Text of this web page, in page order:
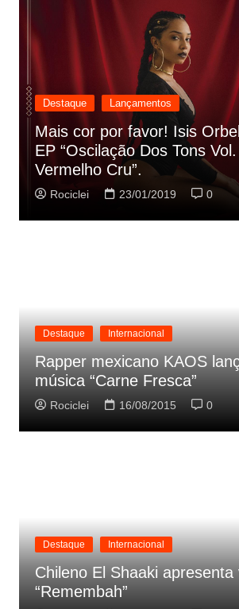
Destaque Lançamentos
Rashid vai buscar nos HQs
referencias do clipe de sua
música
Rociclei 22/01/2019 0
Destaque Internacional
Rapper mexicano KAOS
música “Carne Fresca”
Rociclei 16/08/2015 0
Destaque Internacional
Chileno El Shaaki apresenta
“Remembah”